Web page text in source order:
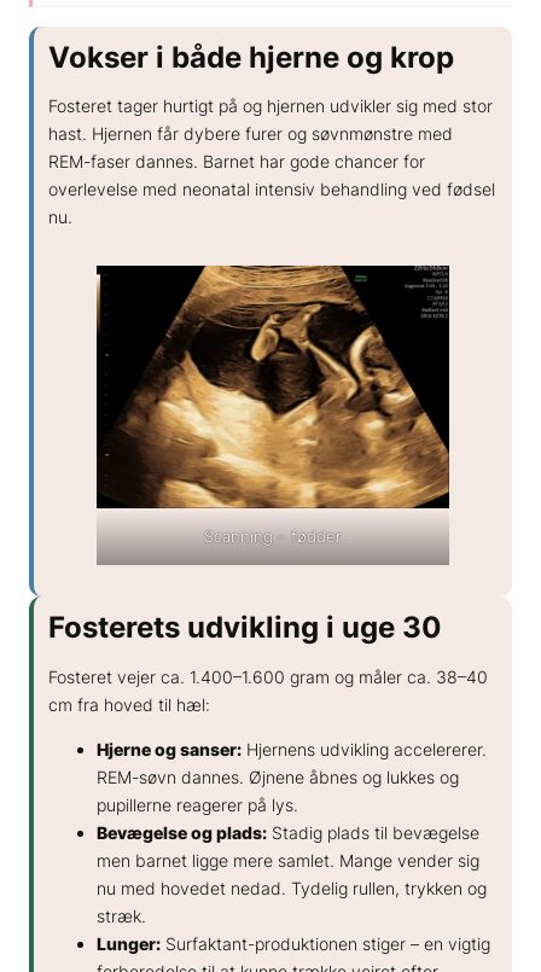
GENERELT
Hvad koster en spiral?
Hvor sikker er prævention?
Hvordan kan hormoner påvirke humøret?
Hvordan skifter jeg prævention?
Vokser i både hjerne og krop
Fosteret tager hurtigt på og hjernen udvikler sig med stor
hast. Hjernen får dybere furer og søvnmønstre med
REM-faser dannes. Barnet har gode chancer for
overlevelse med neonatal intensiv behandling ved fødsel
nu.
Scanning – fødder
Fosterets udvikling i uge 30
Fosteret vejer ca. 1.400–1.600 gram og måler ca. 38–40
cm fra hoved til hæl:
Hjerne og sanser: Hjernens udvikling accelererer.
REM-søvn dannes. Øjnene åbnes og lukkes og
pupillerne reagerer på lys.
Bevægelse og plads: Stadig plads til bevægelse
men barnet ligge mere samlet. Mange vender sig
nu med hovedet nedad. Tydelig rullen, trykken og
stræk.
Lunger: Surfaktant-produktionen stiger – en vigtig